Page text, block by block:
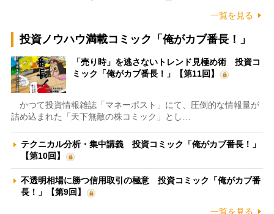
一覧を見る
投資ノウハウ満載コミック「俺がカブ番長！」
「売り時」を逃さないトレンド見極め術 投資コ
ミック「俺がカブ番長！」【第11回】
かつて投資情報雑誌「マネーポスト」にて、圧倒的な情報量が
詰め込まれた「天下無敵の株コミック」とし…
テクニカル分析・集中講義 投資コミック「俺がカブ番長！」
【第10回】
不透明相場に勝つ信用取引の極意 投資コミック「俺がカブ番
長！」【第9回】
一覧を見る